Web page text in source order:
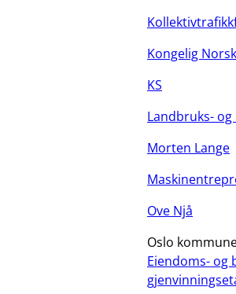
Kongelig
KS
Landbruks-
Morten Lange
Ove Njå
Oslo
Eiendoms- og